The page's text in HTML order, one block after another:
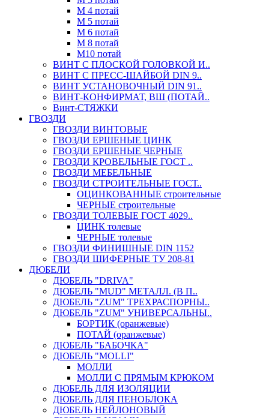
М 4 потай
М 5 потай
М 6 потай
М 8 потай
М10 потай
ВИНТ С ПЛОСКОЙ ГОЛОВКОЙ И..
ВИНТ С ПРЕСС-ШАЙБОЙ DIN 9..
ВИНТ УСТАНОВОЧНЫЙ DIN 91..
ВИНТ-КОНФИРМАТ, ВШ (ПОТАЙ..
Винт-СТЯЖКИ
ГВОЗДИ
ГВОЗДИ ВИНТОВЫЕ
ГВОЗДИ ЕРШЕНЫЕ ЦИНК
ГВОЗДИ ЕРШЕНЫЕ ЧЕРНЫЕ
ГВОЗДИ КРОВЕЛЬНЫЕ ГОСТ ..
ГВОЗДИ МЕБЕЛЬНЫЕ
ГВОЗДИ СТРОИТЕЛЬНЫЕ ГОСТ..
ОЦИНКОВАННЫЕ строительные
ЧЕРНЫЕ строительные
ГВОЗДИ ТОЛЕВЫЕ ГОСТ 4029..
ЦИНК толевые
ЧЕРНЫЕ толевые
ГВОЗДИ ФИНИШНЫЕ DIN 1152
ГВОЗДИ ШИФЕРНЫЕ ТУ 208-81
ДЮБЕЛИ
ДЮБЕЛЬ "DRIVA"
ДЮБЕЛЬ "MUD" МЕТАЛЛ. (В П..
ДЮБЕЛЬ "ZUM" ТРЕХРАСПОРНЫ..
ДЮБЕЛЬ "ZUM" УНИВЕРСАЛЬНЫ..
БОРТИК (оранжевые)
ПОТАЙ (оранжевые)
ДЮБЕЛЬ "БАБОЧКА"
ДЮБЕЛЬ "МOLLI"
МОЛЛИ
МОЛЛИ С ПРЯМЫМ КРЮКОМ
ДЮБЕЛЬ ДЛЯ ИЗОЛЯЦИИ
ДЮБЕЛЬ ДЛЯ ПЕНОБЛОКА
ДЮБЕЛЬ НЕЙЛОНОВЫЙ